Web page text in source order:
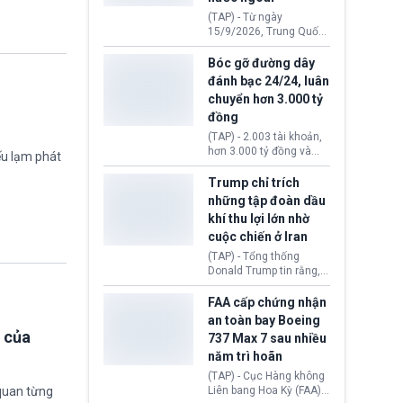
lạm phát
của
từng
đến ổ dịch Salmonella
khiến ít nhất 110 người
mắc bệnh tại bang
Minnesota.
(TAP) - Từ ngày
15/9/2026, Trung Quốc
áp dụng quy định mới về
quản lý xuất nhập cảnh.
Một hành vi vi phạm giấy
tờ, xuất nhập cảnh trái
phép hay liên quan kiểm
soát công nghệ có thể
khiến công dân Trung
Quốc đối mặt lệnh cấm
xuất cảnh kéo dài tới 3
năm. Trong khi đó, người
nước ngoài sử dụng giấy
tờ giả có nguy cơ bị từ
chối nhập cảnh hoặc
cấm vào Trung Quốc tới
5 năm.
Bóc gỡ đường dây
đánh bạc 24/24, luân
chuyển hơn 3.000 tỷ
đồng
(TAP) - 2.003 tài khoản,
hơn 3.000 tỷ đồng và
một đường dây đánh
bạc xuyên quốc gia vận
hành 24/24 giờ vừa bị
Công an TP. Hải Phòng
(Việt Nam) bóc gỡ.
Trump chỉ trích
những tập đoàn dầu
khí thu lợi lớn nhờ
cuộc chiến ở Iran
(TAP) - Tổng thống
Donald Trump tin rằng, 2
tập đoàn dầu khí
ExxonMobil và Chevron
đã thu về lợi nhuận quá
lớn nhờ giá dầu tăng
mạnh suốt thời gian Hoa
Kỳ xảy ra xung đột ở
Iran. Trên cơ sở đó, lãnh
đạo Nhà Trắng kêu gọi
các doanh nghiệp cần
FAA cấp chứng nhận
an toàn bay Boeing
737 Max 7 sau nhiều
năm trì hoãn
(TAP) - Cục Hàng không
Liên bang Hoa Kỳ (FAA)